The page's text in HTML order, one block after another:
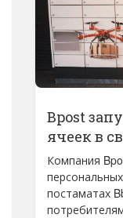
Bpost
ячеек в
Компания
постаматах